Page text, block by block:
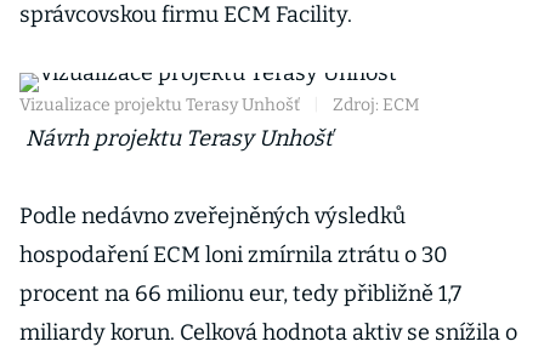
správcovskou firmu ECM Facility.
Vizualizace projektu Terasy Unhošť Zdroj: ECM
Návrh projektu Terasy Unhošť
Podle nedávno zveřejněných výsledků
hospodaření ECM loni zmírnila ztrátu o 30
procent na 66 milionu eur, tedy přibližně 1,7
miliardy korun. Celková hodnota aktiv se snížila o